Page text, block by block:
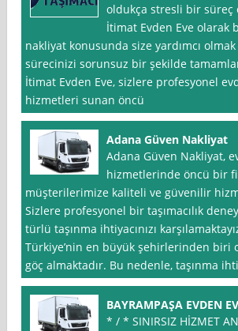
oldukça stresli bir süreç
İtimat Evden Eve olarak
nakliyat konusunda size yardımcı olmak
sürecinizi sorunsuz bir şekilde
İtimat Evden Eve, sizlere profesyonel
hizmetleri sunan öncü
Adana Güven Nakliyat
Adana Güven Nakliyat,
hizmetlerinde öncü bir
müşterilerimize kaliteli ve güvenilir
Sizlere profesyonel bir taşımacılık
türlü taşınma ihtiyacınızı
Türkiye’nin en büyük şehirlerinden biri
göç almaktadır. Bu nedenle, taşınma
BAYRAMPAŞA EVDEN
* / * SINIRSIZ HİZMET